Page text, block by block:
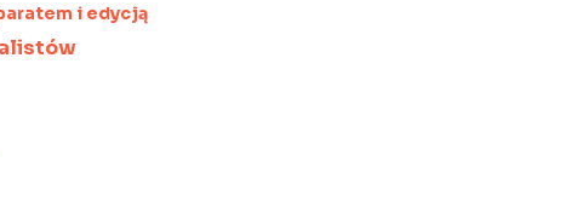
i edycją